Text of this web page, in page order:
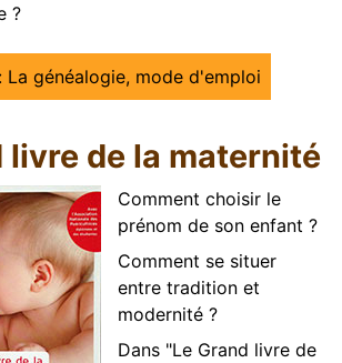
?
La généalogie, mode d'emploi
livre de la maternité
Comment choisir le
prénom de son enfant ?
Comment se situer
entre tradition et
modernité ?
Dans "Le Grand livre de